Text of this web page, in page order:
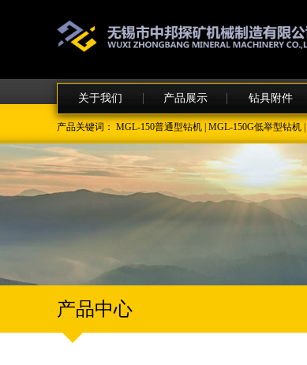
关于我们 产品展示 钻具附件
产品关键词： MGL-150普通型钻机 MGL-150G低举型钻机
产品中心